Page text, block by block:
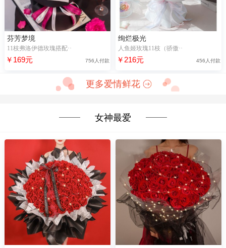
芬芳梦境
11枝弗洛伊德玫瑰搭配··
￥169元 756人付款
绚烂极光
人鱼姬玫瑰11枝（骄傲··
￥216元 456人付款
更多爱情鲜花
女神最爱